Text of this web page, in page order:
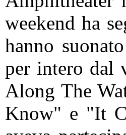
weekend ha
hanno
per intero
Along The
Know" e "It